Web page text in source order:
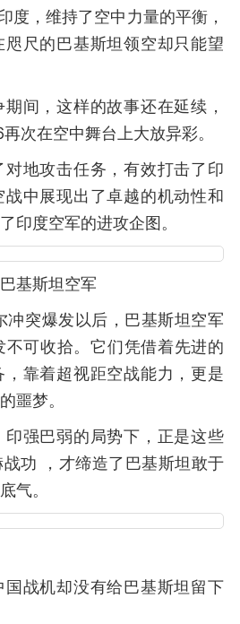
度，维持了空中力量的平衡，
尺的巴基斯坦领空却只能望
间，这样的故事还在延续，
次在空中舞台上大放异彩。
地攻击任务，有效打击了印
中展现出了卓越的机动性和
印度空军的进攻企图。
基斯坦空军
冲突爆发以后，巴基斯坦空军
可收拾。它们凭借着先进的
靠着超视距空战能力，更是
噩梦。
强巴弱的局势下，正是这些
功 ，才缔造了巴基斯坦敢于
气。
战机却没有给巴基斯坦留下